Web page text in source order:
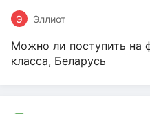
Э Эллиот
Можно ли поступить на
класса, Беларусь